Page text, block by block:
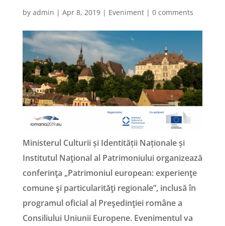
by admin | Apr 8, 2019| Eveniment| 0 comments
Ministerul Culturii și Identității Naționale și
Institutul Naţional al Patrimoniului organizează
conferinţa „Patrimoniul european: experienţe
comune şi particularităţi regionale”, inclusă în
programul oficial al Preşedinţiei române a
Consiliului Uniunii Europene. Evenimentul va